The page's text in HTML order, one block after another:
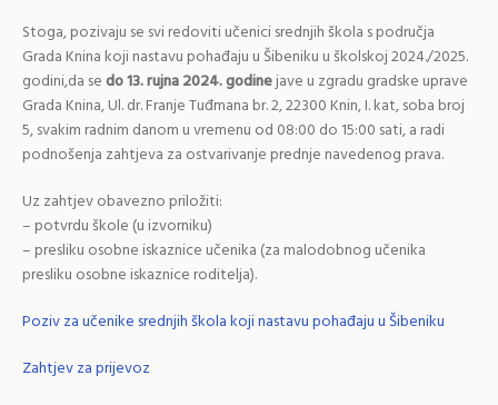
Stoga, pozivaju se svi redoviti učenici srednjih škola s područja
Grada Knina koji nastavu pohađaju u Šibeniku u školskoj 2024./2025.
godini,da sedo13. rujna 2024. godinejave u zgradu gradske uprave
Grada Knina, Ul. dr. Franje Tuđmana br. 2, 22300 Knin, I. kat, soba broj
5, svakim radnim danom u vremenu od 08:00 do 15:00 sati, a radi
podnošenja zahtjeva za ostvarivanje prednje navedenog prava.
Uz zahtjev obavezno priložiti:
– potvrdu škole (u izvorniku)
– presliku osobne iskaznice učenika (za malodobnog učenika
presliku osobne iskaznice roditelja).
Poziv za učenike srednjih škola koji nastavu pohađaju u Šibeniku
Zahtjev za prijevoz